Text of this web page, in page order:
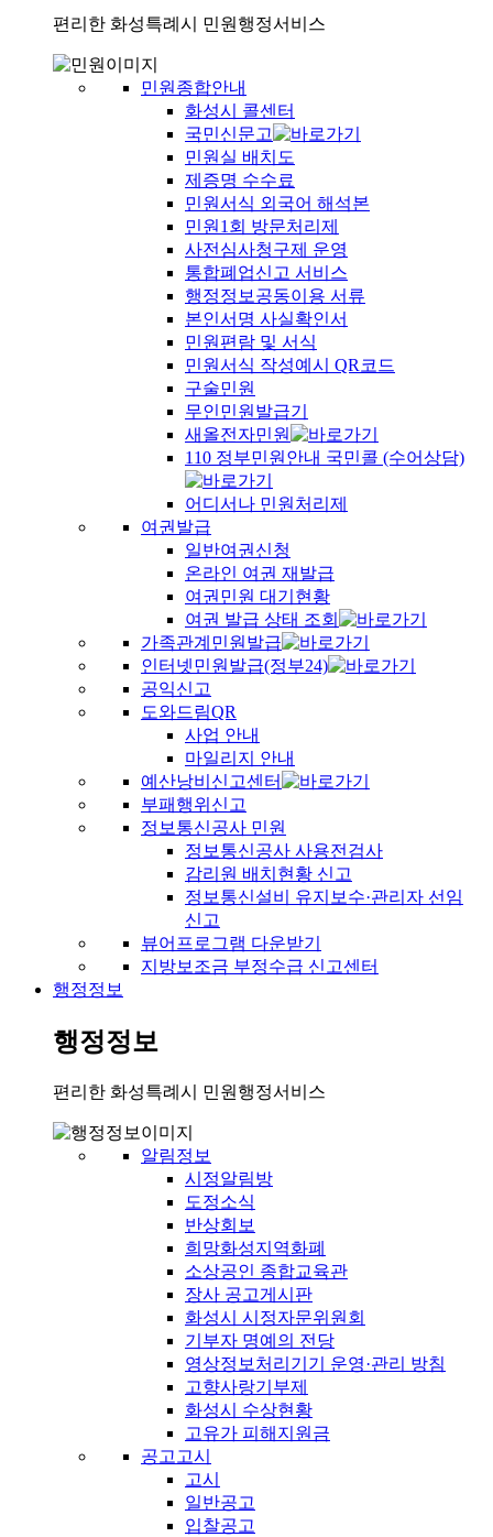
편리한 화성특례시 민원행정서비스
민원종합안내
화성시 콜센터
국민신문고
민원실 배치도
제증명 수수료
민원서식 외국어 해석본
민원1회 방문처리제
사전심사청구제 운영
통합폐업신고 서비스
행정정보공동이용 서류
본인서명 사실확인서
민원편람 및 서식
민원서식 작성예시 QR코드
구술민원
무인민원발급기
새올전자민원
110 정부민원안내 국민콜 (수어상담)
어디서나 민원처리제
여권발급
일반여권신청
온라인 여권 재발급
여권민원 대기현황
여권 발급 상태 조회
가족관계민원발급
인터넷민원발급(정부24)
공익신고
도와드림QR
사업 안내
마일리지 안내
예산낭비신고센터
부패행위신고
정보통신공사 민원
정보통신공사 사용전검사
감리원 배치현황 신고
정보통신설비 유지보수·관리자 선임
신고
뷰어프로그램 다운받기
지방보조금 부정수급 신고센터
행정정보
행정정보
편리한 화성특례시 민원행정서비스
알림정보
시정알림방
도정소식
반상회보
희망화성지역화폐
소상공인 종합교육관
장사 공고게시판
화성시 시정자문위원회
기부자 명예의 전당
영상정보처리기기 운영·관리 방침
고향사랑기부제
화성시 수상현황
고유가 피해지원금
공고고시
고시
일반공고
입찰공고